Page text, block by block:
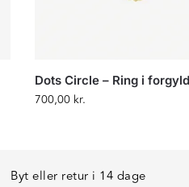
Dots Circle – Ring i
700,00 kr.
Byt eller retur i 14 dage